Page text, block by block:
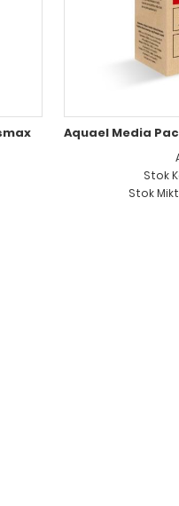
Aquael Media
Stok
Stok